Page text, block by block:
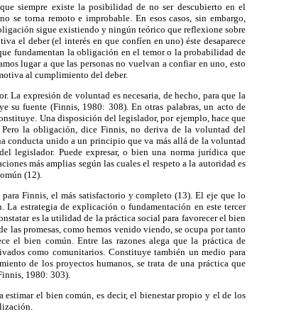
siempre existe la posibilidad de no ser descubierto en el
torna remoto e improbable. En esos casos, sin embargo,
sigue existiendo y ningún teórico que reflexione sobre
el deber (el interés en que confíen en uno) éste desaparece
fundamentan la obligación en el temor o la probabilidad de
lugar a que las personas no vuelvan a confiar en uno, esto
al cumplimiento del deber.
La expresión de voluntad es necesaria, de hecho, para que la
su fuente (Finnis, 1980: 308). En otras palabras, un acto de
Una disposición del legislador, por ejemplo, hace que
la obligación, dice Finnis, no deriva de la voluntad del
conducta unido a un principio que va más allá de la voluntad
legislador. Puede expresar, o bien una norma jurídica que
más amplias según las cuales el respeto a la autoridad es
(12).
Finnis, el más satisfactorio y completo (13). El eje que lo
estrategia de explicación o fundamentación en este tercer
es la utilidad de la práctica social para favorecer el bien
promesas, como hemos venido viendo, se ocupa por tanto
el bien común. Entre las razones alega que la práctica de
como comunitarios. Constituye también un medio para
de los proyectos humanos, se trata de una práctica que
1980: 303).
estimar el bien común, es decir, el bienestar propio y el de los